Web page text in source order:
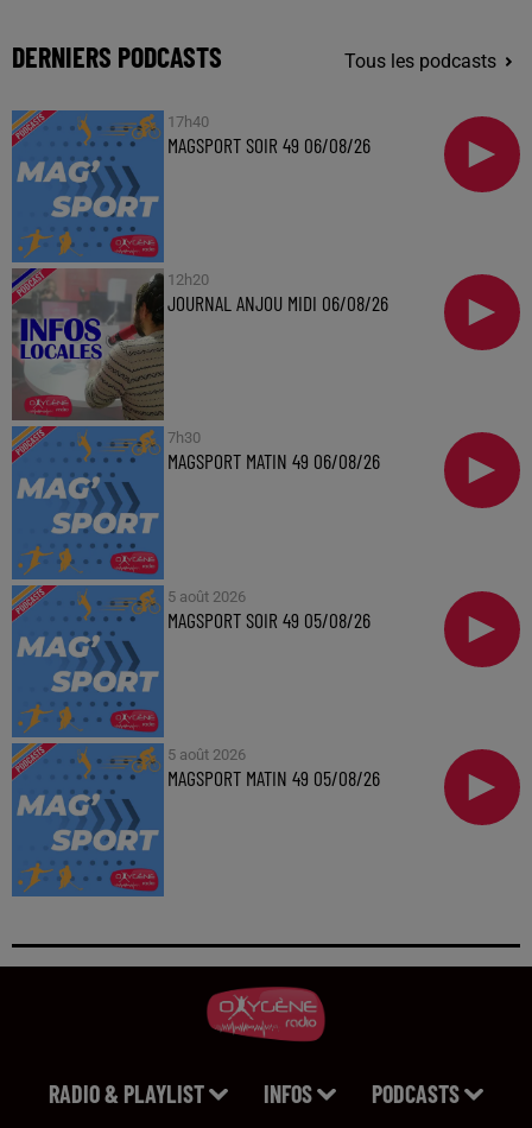
DERNIERS PODCASTS Tous les podcasts
17h40
MAGSPORT SOIR 49 06/08/26
12h20
JOURNAL ANJOU MIDI 06/08/26
7h30
MAGSPORT MATIN 49 06/08/26
5 août 2026
MAGSPORT SOIR 49 05/08/26
5 août 2026
MAGSPORT MATIN 49 05/08/26
RADIO & PLAYLIST INFOS PODCASTS